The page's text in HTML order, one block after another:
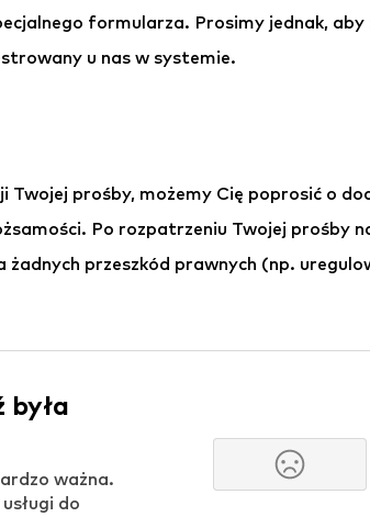
formularza. Prosimy jednak, aby
u nas w systemie.
Twojej prośby, możemy Cię poprosić o
Po rozpatrzeniu Twojej prośby
przeszkód prawnych (np.
była
ważna.
do